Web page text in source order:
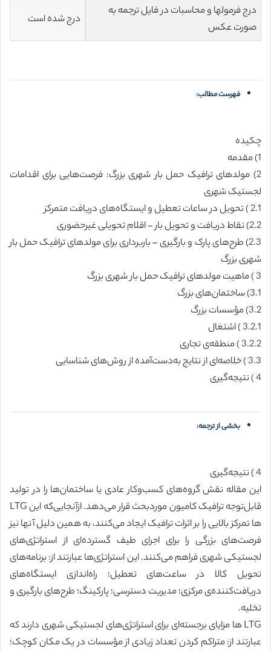
درج فرمولها و محاسبات در فایل ترجمه به
صورت عکس
درج شده است
فهرست مطالب:
چکیده
1) مقدمه
2) مولدهای ترافیک حمل بار شهری بزرگ: فرصت‌هایی برای اقدامات
لجستیک شهری
2.1 ) تحویل در ساعات تعطیل و ایستگاه‌های دریافت متمرکز
2.2) نقاط دریافت و تحویل بار – اقلام تحویلی غیرحضوری
2.3) طرح‌های پارک و بارگیری – باربرداری برای مولدهای ترافیک حمل بار
شهری بزرگ
3 ) ماهیت مولد‌های ترافیک حمل بار شهری بزرگ
3.1) ساختمان‌های بزرگ
3.2) مؤسسات بزرگ
3.2.1 ) اشتغال
3.2.2 ) منطقه‌ی تجاری
3.3 ) خلاصه‌ای از نتایج به‌دست‌آمده از روش‌های شناسایی
4 ) نتیجه‌گیری
بخشی از ترجمه:
4 ) نتیجه‌گیری
این مقاله نقش گروه‌های کسب‌وکار عادی یا ساختمان‌ها را در تولید
قابل‌توجه ترافیک کامیون موردبحث قرار می‌دهد. ازآنجایی‌که این LTG
ها تمرکز بالایی را بر اثرات ترافیک ایجاد می‌کنند، به همین دلیل آنها نیز
فرصت‌های بزرگی را برای اجرای طیف گسترده‌ای از استراتژی‌های
لجستیکی شهری فراهم می‌کنند. این استراتژی‌ها عبارتند از: برنامه‌های
تحویل کالا در ساعت‌های تعطیل؛ راه‌اندازی ایستگاه‌های
دریافت‌کننده‌ی مرکزی؛ مدیریت دسترسی؛ پارکینگ؛ طرح‌های بارگیری و
تخلیه.
LTG ها مزایای برجسته‌ای برای استراتژی‌های لجستیکی شهری دارند که
عبارتند از: متراکم کردن تعداد زیادی از مؤسسات در یک مکان کوچک؛